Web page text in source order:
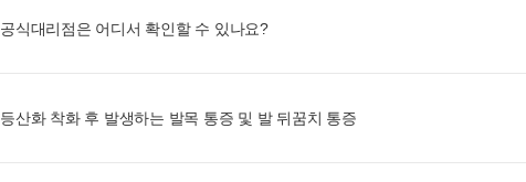
공식대리점은 어디서 확인할 수 있나요?
등산화 착화 후 발생하는 발목 통증 및 발 뒤꿈치 통증